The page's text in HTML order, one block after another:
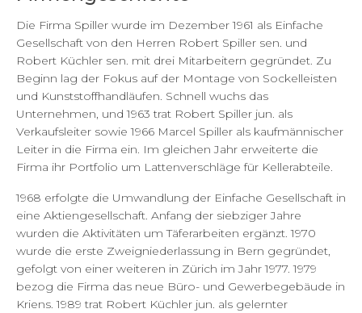
Die Firma Spiller wurde im Dezember 1961 als Einfache
Gesellschaft von den Herren Robert Spiller sen. und
Robert Küchler sen. mit drei Mitarbeitern gegründet. Zu
Beginn lag der Fokus auf der Montage von Sockelleisten
und Kunststoffhandläufen. Schnell wuchs das
Unternehmen, und 1963 trat Robert Spiller jun. als
Verkaufsleiter sowie 1966 Marcel Spiller als kaufmännischer
Leiter in die Firma ein. Im gleichen Jahr erweiterte die
Firma ihr Portfolio um Lattenverschläge für Kellerabteile.
1968 erfolgte die Umwandlung der Einfache Gesellschaft in
eine Aktiengesellschaft. Anfang der siebziger Jahre
wurden die Aktivitäten um Täferarbeiten ergänzt. 1970
wurde die erste Zweigniederlassung in Bern gegründet,
gefolgt von einer weiteren in Zürich im Jahr 1977. 1979
bezog die Firma das neue Büro- und Gewerbegebäude in
Kriens. 1989 trat Robert Küchler jun. als gelernter